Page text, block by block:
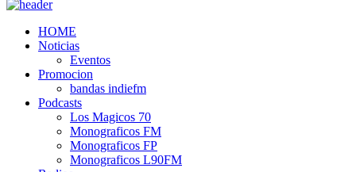
HOME
Noticias
Eventos
Promocion
bandas indiefm
Podcasts
Los Magicos 70
Monograficos FM
Monograficos FP
Monograficos L90FM